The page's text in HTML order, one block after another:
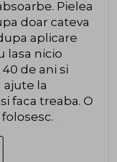
Pielea
doar cateva
aplicare
lasa nicio
de ani si
la
faca treaba. O